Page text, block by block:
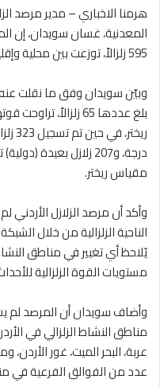
هرمنا الاخباري – مدير مرصد
595 زلزالاً، توزعت بين محلية وإقليمية ودولية.
وبيّن سويدان وفق ما نقلت عنه
مقياس ريختر.
وأكد أن مرصد الزلازل
الناحية الزلزالية من خلال
يُلاحظ أي تغيير في مناطق
مستويات القوة الزلزالية
وأضاف سويدان أن المرصد لم
مناطق النشاط الزلزالي في
عربة، البحر الميت، غور
عدد من الفوالق الفرعية في